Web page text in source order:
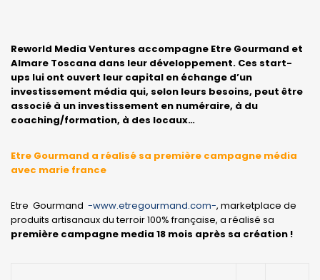
Reworld Media Ventures accompagne Etre Gourmand et
Almare Toscana dans leur développement. Ces start-
ups lui ont ouvert leur capital en échange d’un
investissement média qui, selon leurs besoins, peut être
associé à un investissement en numéraire, à du
coaching/formation, à des locaux…
Etre Gourmand a réalisé sa première campagne média
avec marie france
Etre Gourmand -www.etregourmand.com-, marketplace de
produits artisanaux du terroir 100% française, a réalisé sa
première campagne media 18 mois après sa création !